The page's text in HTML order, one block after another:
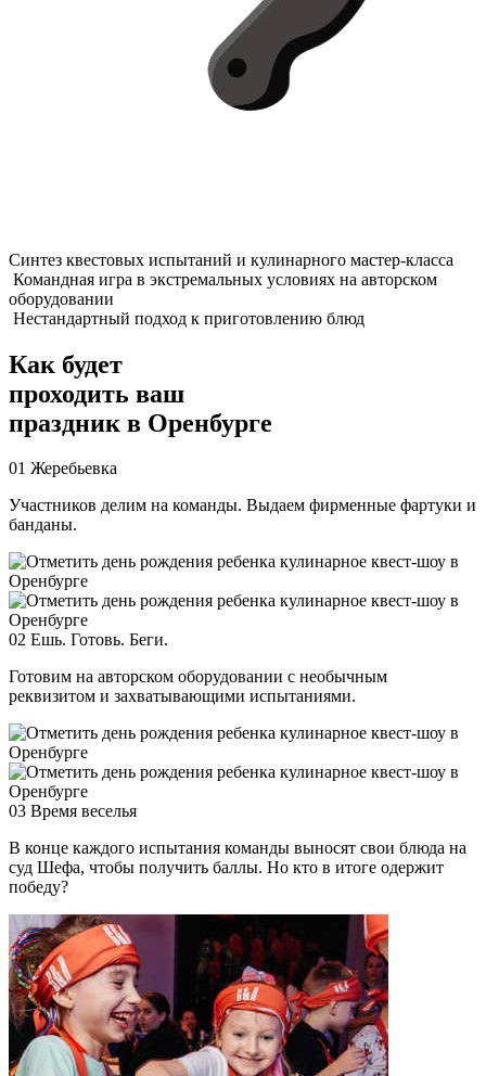
Синтез квестовых испытаний и кулинарного мастер-класса
Командная игра в экстремальных условиях на авторском
оборудовании
Нестандартный подход к приготовлению блюд
Как будет
проходить ваш
праздник в Оренбурге
01 Жеребьевка
Участников делим на команды. Выдаем фирменные фартуки и
банданы.
02 Ешь. Готовь. Беги.
Готовим на авторском оборудовании с необычным
реквизитом и захватывающими испытаниями.
03 Время веселья
В конце каждого испытания команды выносят свои блюда на
суд Шефа, чтобы получить баллы. Но кто в итоге одержит
победу?